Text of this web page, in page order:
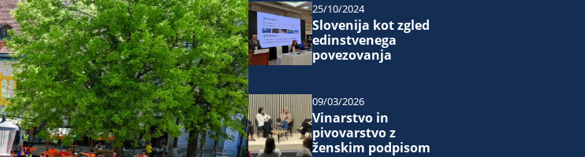
Slovenija kot zgled
edinstvenega
povezovanja
25/10/2024
Vinarstvo in
pivovarstvo z
ženskim podpisom
09/03/2026